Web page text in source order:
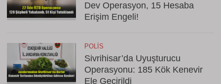
Dev Operasyon, 15 Hesaba
Erişim Engeli!
POLIS
Sivrihisar’da Uyuşturucu
Operasyonu: 185 Kök Kenevir
Ele Geçirildi